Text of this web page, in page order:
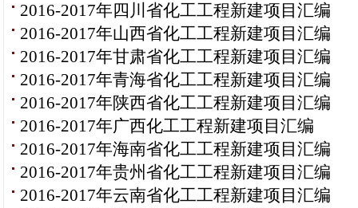
2016-2017年四川省化工工程新建项目汇编
2016-2017年山西省化工工程新建项目汇编
2016-2017年甘肃省化工工程新建项目汇编
2016-2017年青海省化工工程新建项目汇编
2016-2017年陕西省化工工程新建项目汇编
2016-2017年广西化工工程新建项目汇编
2016-2017年海南省化工工程新建项目汇编
2016-2017年贵州省化工工程新建项目汇编
2016-2017年云南省化工工程新建项目汇编